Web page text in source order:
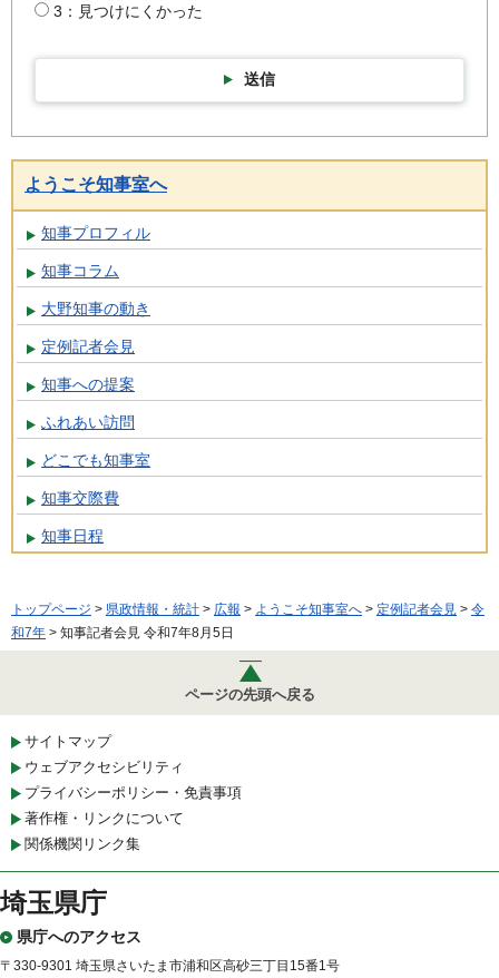
3：見つけにくかった
送信
ようこそ知事室へ
知事プロフィル
知事コラム
大野知事の動き
定例記者会見
知事への提案
ふれあい訪問
どこでも知事室
知事交際費
知事日程
トップページ > 県政情報・統計 > 広報 > ようこそ知事室へ > 定例記者会見 > 令
和7年 > 知事記者会見 令和7年8月5日
ページの先頭へ戻る
サイトマップ
ウェブアクセシビリティ
プライバシーポリシー・免責事項
著作権・リンクについて
関係機関リンク集
埼玉県庁
県庁へのアクセス
〒330-9301 埼玉県さいたま市浦和区高砂三丁目15番1号